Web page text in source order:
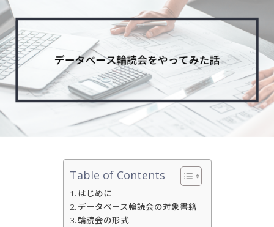
Table of Contents
はじめに
データベース輪読会の対象書籍
輪読会の形式